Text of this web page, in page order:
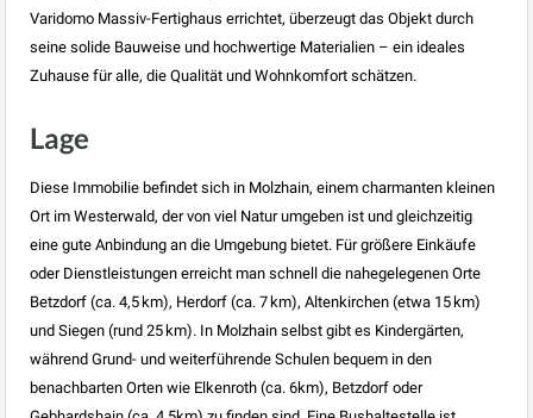
Varidomo Massiv-Fertighaus errichtet, überzeugt das Objekt durch
seine solide Bauweise und hochwertige Materialien – ein ideales
Zuhause für alle, die Qualität und Wohnkomfort schätzen.
Lage
Diese Immobilie befindet sich in Molzhain, einem charmanten kleinen
Ort im Westerwald, der von viel Natur umgeben ist und gleichzeitig
eine gute Anbindung an die Umgebung bietet. Für größere Einkäufe
oder Dienstleistungen erreicht man schnell die nahegelegenen Orte
Betzdorf (ca. 4,5 km), Herdorf (ca. 7 km), Altenkirchen (etwa 15 km)
und Siegen (rund 25 km). In Molzhain selbst gibt es Kindergärten,
während Grund- und weiterführende Schulen bequem in den
benachbarten Orten wie Elkenroth (ca. 6km), Betzdorf oder